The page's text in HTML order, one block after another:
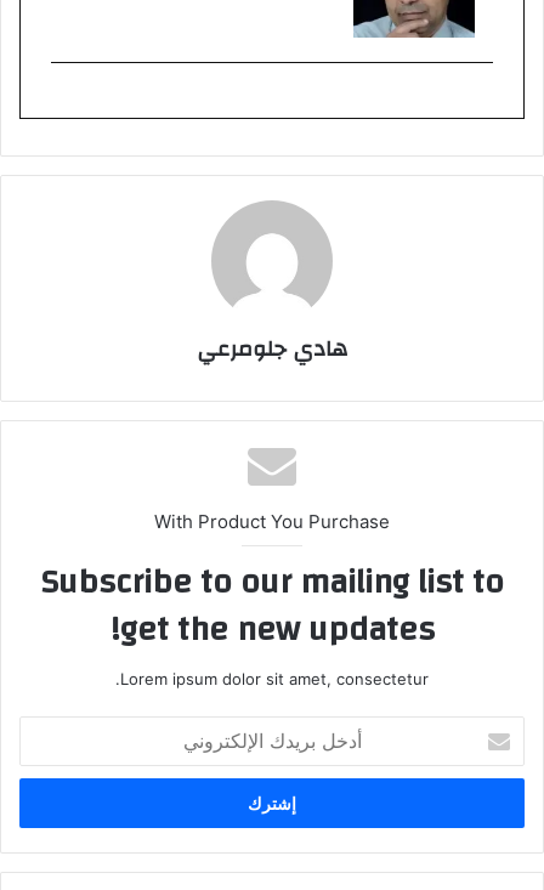
هادي جلومرعي
With Product You Purchase
Subscribe to our mailing list to
get the new updates!
Lorem ipsum dolor sit amet, consectetur.
بريدك
الإلكتروني